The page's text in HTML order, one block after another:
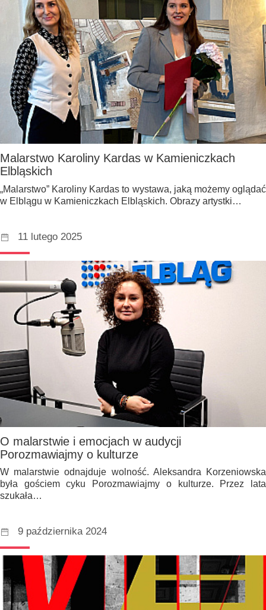
Malarstwo Karoliny Kardas w Kamieniczkach
Elbląskich
„Malarstwo” Karoliny Kardas to wystawa, jaką możemy oglądać
w Elblągu w Kamieniczkach Elbląskich. Obrazy artystki…
11 lutego 2025
O malarstwie i emocjach w audycji
Porozmawiajmy o kulturze
W malarstwie odnajduje wolność. Aleksandra Korzeniowska
była gościem cyku Porozmawiajmy o kulturze. Przez lata
szukała…
9 października 2024